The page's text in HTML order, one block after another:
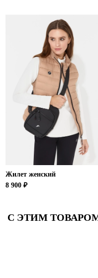
Жилет женский
8 900 ₽
С ЭТИМ